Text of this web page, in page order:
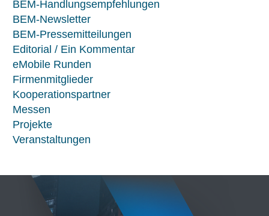
BEM-Handlungsempfehlungen
BEM-Newsletter
BEM-Pressemitteilungen
Editorial / Ein Kommentar
eMobile Runden
Firmenmitglieder
Kooperationspartner
Messen
Projekte
Veranstaltungen